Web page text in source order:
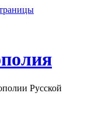
Русской